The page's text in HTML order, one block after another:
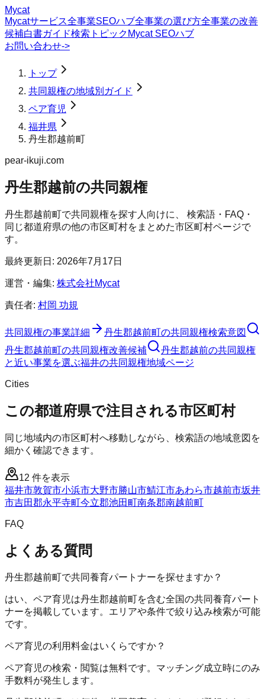
Mycat
Mycatサービス全事業SEOハブ全事業の選び方全事業の改善
候補白書ガイド検索トピック Mycat SEOハブ
お問い合わせ->
トップ
共同親権の地域別ガイド
ペア育児
福井県
丹生郡越前町
pear-ikuji.com
丹生郡越前の共同親権
丹生郡越前町で共同親権を探す人向けに、 検索語・FAQ・
同じ都道府県の他の市区町村をまとめた市区町村ページで
す。
最終更新日: 2026年7月17日
運営・編集: 株式会社Mycat
責任者: 村岡 功規
共同親権の事業詳細 丹生郡越前町の共同親権検索意図
丹生郡越前町の共同親権改善候補
丹生郡越前の共同親権
と近い事業を選ぶ福井の共同親権地域ページ
Cities
この都道府県で注目される市区町村
同じ地域内の市区町村へ移動しながら、検索語の地域意図を
細かく確認できます。
12 件を表示
福井市敦賀市小浜市大野市勝山市鯖江市あわら市越前市坂井
市吉田郡永平寺町今立郡池田町南条郡南越前町
FAQ
よくある質問
丹生郡越前町で共同養育パートナーを探せますか？
はい、ペア育児は丹生郡越前町を含む全国の共同養育パート
ナーを掲載しています。エリアや条件で絞り込み検索が可能
です。
ペア育児の利用料金はいくらですか？
ペア育児の検索・閲覧は無料です。マッチング成立時にのみ
手数料が発生します。